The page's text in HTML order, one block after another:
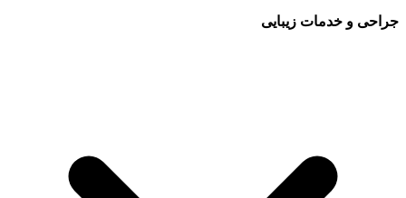
جراحی و خدمات زیبایی